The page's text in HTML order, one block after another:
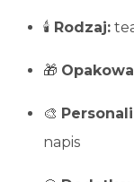
🕯️ Rodzaj:
🎁
🎨
napis